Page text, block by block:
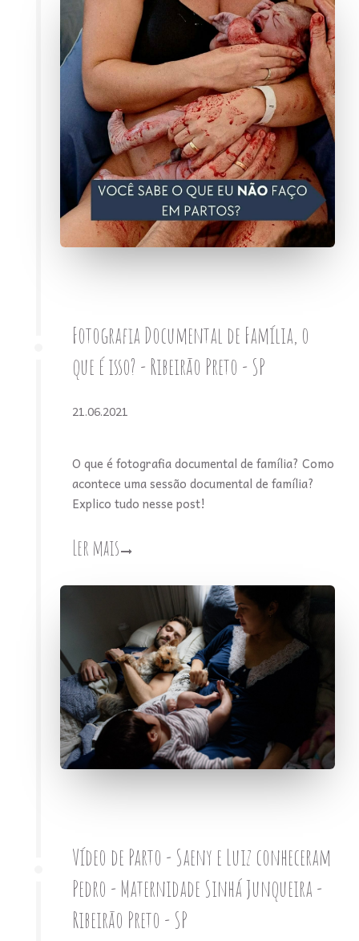
Fotografia Documental de Família, o
que é isso? - Ribeirão Preto - SP
21.06.2021
O que é fotografia documental de família? Como
acontece uma sessão documental de família?
Explico tudo nesse post!
Ler mais
Vídeo de Parto - Saeny e Luiz conheceram
Pedro - Maternidade Sinhá Junqueira -
Ribeirão Preto - SP